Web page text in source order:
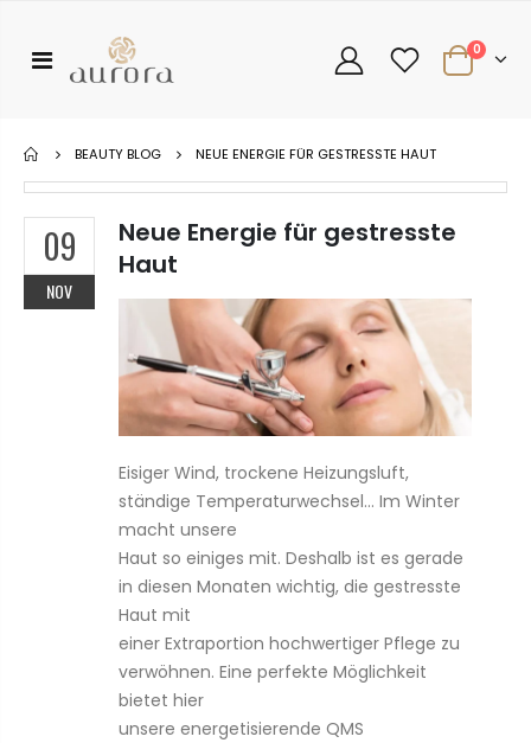
0
BEAUTY BLOG NEUE ENERGIE FÜR GESTRESSTE HAUT
09
NOV
Neue Energie für gestresste
Haut
Eisiger Wind, trockene Heizungsluft,
ständige Temperaturwechsel… Im Winter
macht unsere
Haut so einiges mit. Deshalb ist es gerade
in diesen Monaten wichtig, die gestresste
Haut mit
einer Extraportion hochwertiger Pflege zu
verwöhnen. Eine perfekte Möglichkeit
bietet hier
unsere energetisierende QMS